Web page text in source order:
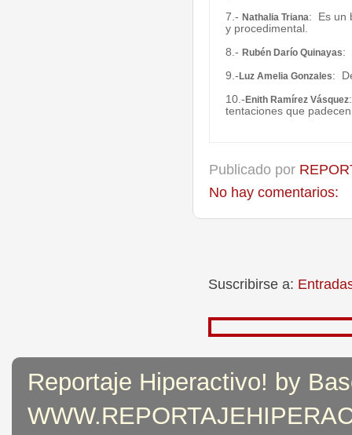
7.- Nathalia Triana: Es un
y procedimental.
8.- Rubén Darío Quinayas:
9.-Luz Amelia Gonzales:
10.-Enith Ramírez Vásquez
tentaciones que
Publicado por
No hay comentarios:
Suscribirse a:
Reportaje Hiperactivo! by